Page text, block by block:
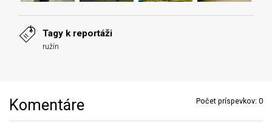
Tagy k reportáži
ružín
Komentáre Počet príspevkov: 0